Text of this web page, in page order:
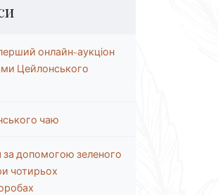
онлайн-аукціон
Цейлонського
чаю
за допомогою зеленого
чотирьох